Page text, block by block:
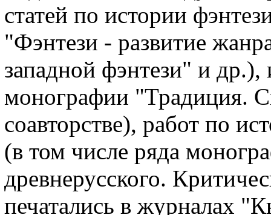
статей по истории
"Фэнтези - развитие
западной фэнтези" и др.),
монографии "Традиция.
соавторстве), работ по
(в том числе ряда
древнерусского.
печатались в журналах